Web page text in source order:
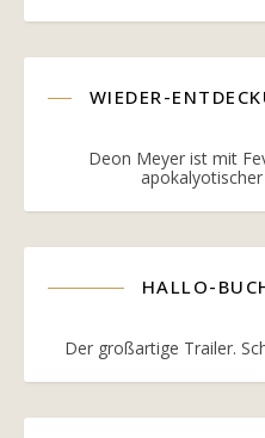
WIEDER-
Deon Meyer ist mit
HALLO-
Der großartige Trailer.